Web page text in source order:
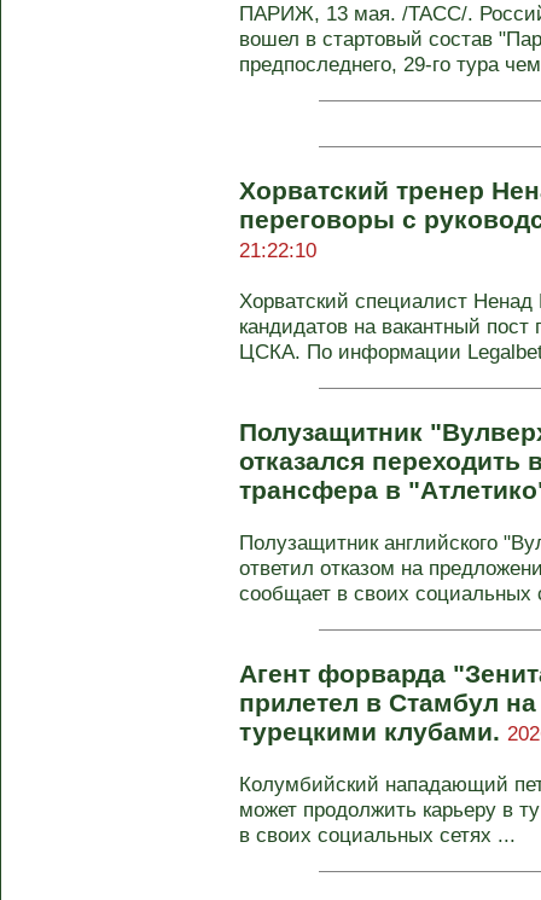
ПАРИЖ, 13 мая. /ТАСС/.
вошел в стартовый состав
предпоследнего, 29-го тура
Хорватский тренер
переговоры с
21:22:10
Хорватский специалист
кандидатов на вакантный пост
ЦСКА. По информации
Полузащитник
отказался переходить
трансфера в
Полузащитник английского
ответил отказом на
сообщает в своих социальных
Агент форварда
прилетел в Стамбул
турецкими клубами.
Колумбийский нападающий
может продолжить карьеру в
в своих социальных сетях ...